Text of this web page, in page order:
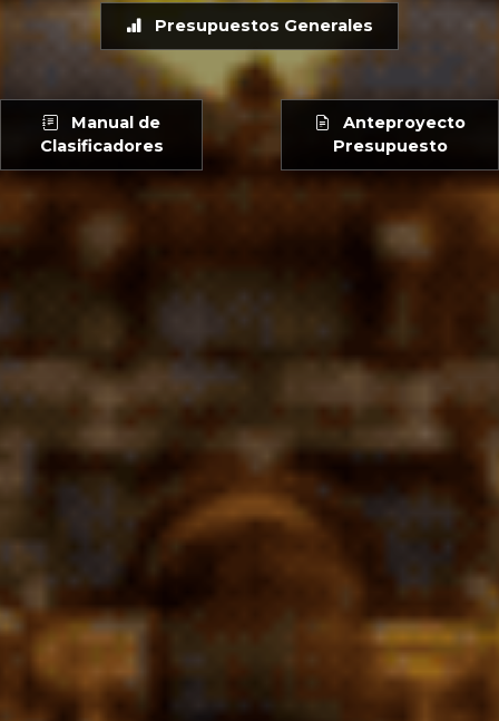
Presupuestos Generales
Manual de
Clasificadores
Anteproyecto
Presupuesto